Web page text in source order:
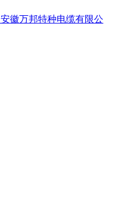
安徽万邦特种电缆有限公